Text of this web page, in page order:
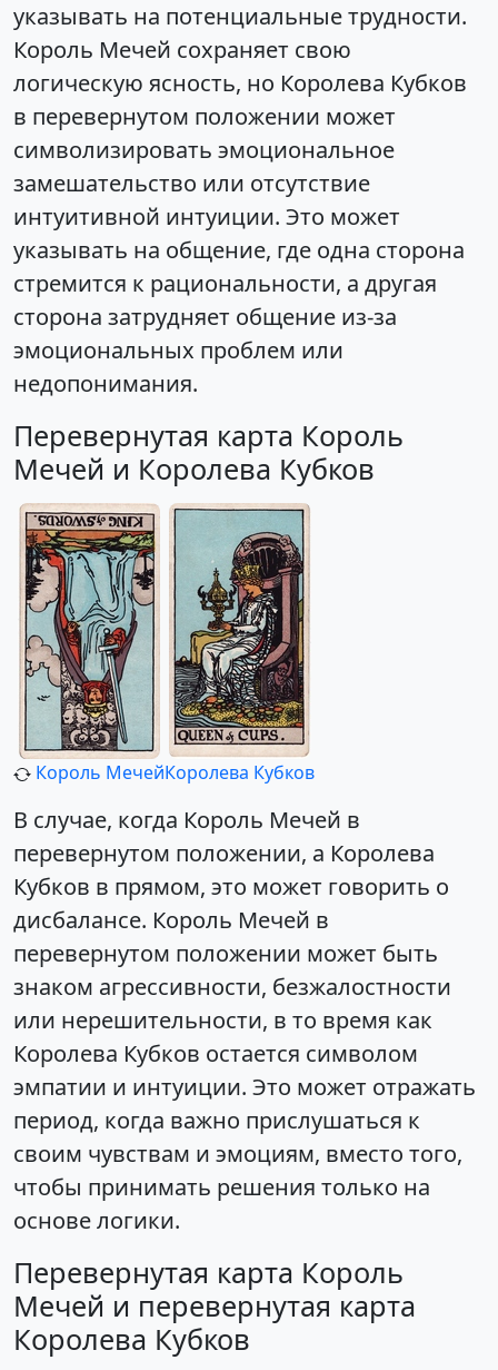
указывать на потенциальные трудности.
Король Мечей сохраняет свою
логическую ясность, но Королева Кубков
в перевернутом положении может
символизировать эмоциональное
замешательство или отсутствие
интуитивной интуиции. Это может
указывать на общение, где одна сторона
стремится к рациональности, а другая
сторона затрудняет общение из-за
эмоциональных проблем или
недопонимания.
Перевернутая карта Король
Мечей и Королева Кубков
Король МечейКоролева Кубков
В случае, когда Король Мечей в
перевернутом положении, а Королева
Кубков в прямом, это может говорить о
дисбалансе. Король Мечей в
перевернутом положении может быть
знаком агрессивности, безжалостности
или нерешительности, в то время как
Королева Кубков остается символом
эмпатии и интуиции. Это может отражать
период, когда важно прислушаться к
своим чувствам и эмоциям, вместо того,
чтобы принимать решения только на
основе логики.
Перевернутая карта Король
Мечей и перевернутая карта
Королева Кубков